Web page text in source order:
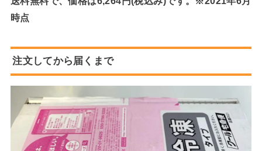
時点
注文してから届くまで